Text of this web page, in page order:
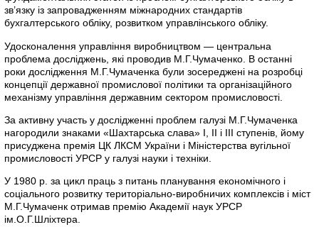
зв’язку із запровадженням міжнародних стандартів
бухгалтерського обліку, розвитком управлінського обліку.
Удосконалення управління виробництвом — центральна
проблема досліджень, які проводив М.Г.Чумаченко. В останні
роки дослідження М.Г.Чумаченка були зосереджені на розробці
концепції державної промислової політики та організаційного
механізму управління державним сектором промисловості.
За активну участь у дослідженні проблем галузі М.Г.Чумаченка
нагородили знаками «Шахтарська слава» І, II і III ступенів, йому
присуджена премія ЦК ЛКСМ України і Міністерства вугільної
промисловості УРСР у галузі науки і техніки.
У 1980 р. за цикл праць з питань планування економічного і
соціального розвитку територіально-виробничих комплексів і міст
М.Г.Чумаченк отримав премію Академії наук УРСР
ім.О.Г.Шліхтера.